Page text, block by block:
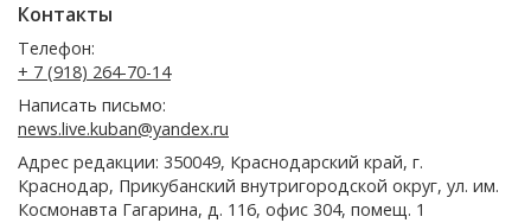
Контакты
Телефон:
+ 7 (918) 264-70-14
Написать письмо:
news.live.kuban@yandex.ru
Адрес редакции: 350049, Краснодарский край, г.
Краснодар, Прикубанский внутригородской округ, ул. им.
Космонавта Гагарина, д. 116, офис 304, помещ. 1